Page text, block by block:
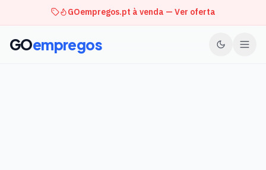
GOempregos.pt à venda — Ver oferta
GOempregos